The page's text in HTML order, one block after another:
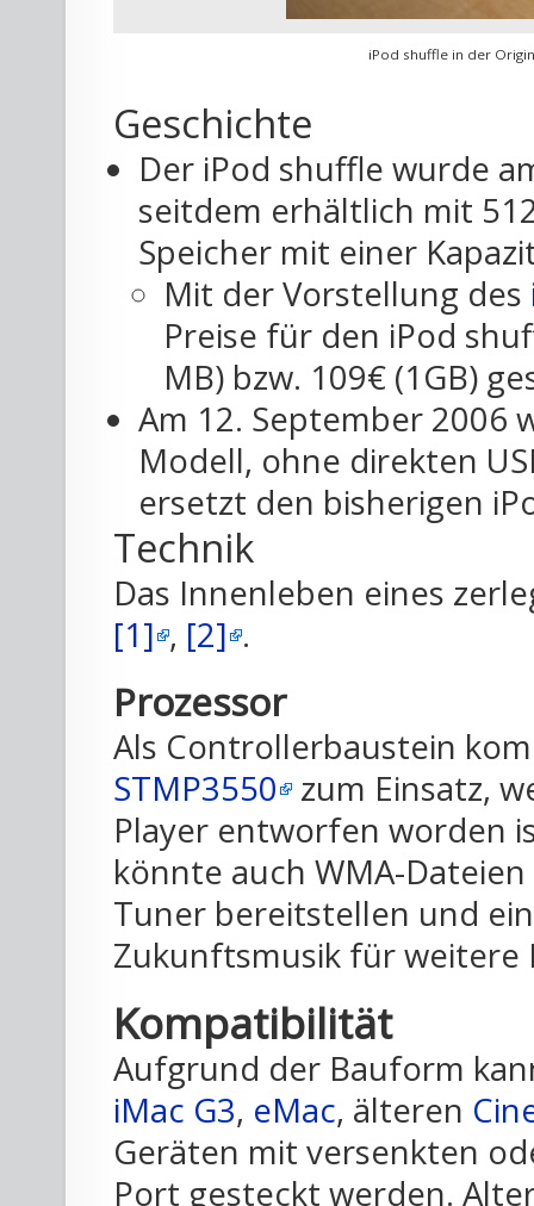
iPod shuffle in der
Geschichte
Der iPod shuffle wurde
seitdem erhältlich mit
Speicher mit einer
Mit der Vorstellung des
Preise für den iPod
MB) bzw. 109€ (1GB)
Am 12. September 2006
Modell, ohne direkten
ersetzt den bisherigen
Technik
Das Innenleben eines
[1] , [2] .
Prozessor
Als Controllerbaustein
STMP3550 zum Einsatz,
Player entworfen worden
könnte auch WMA-
Tuner bereitstellen und
Zukunftsmusik für weitere
Kompatibilität
Aufgrund der Bauform
iMac G3, eMac, älteren
Geräten mit versenkten
Port gesteckt werden.